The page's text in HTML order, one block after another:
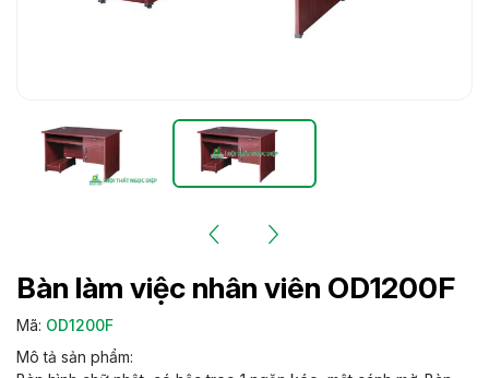
Bàn làm việc nhân viên OD1200F
Mã: OD1200F
Mô tả sản phẩm: